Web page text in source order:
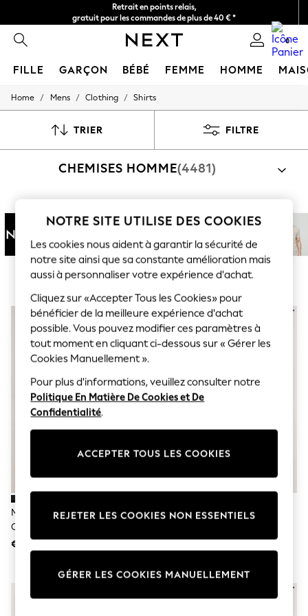
Retrait en points relais,
gratuit pour les commandes de plus de 40 € *
Livraison en 2-3 jours ouvrés*
0
FILLE GARÇON BÉBÉ FEMME HOMME
HOLIDAY SHOP
All Swimwear
Beach Dresses & Kaftans
Jumpsuits & Playsuits
Sandals
Shorts
Trousers
T-Shirts & Vests
Sunglasses
Men's Holiday Shop
All Swimwear
Accessories
Bags & Luggage
Footwear
Hats
Linen Collection
Loafers
Polo Shirts
Shirts
Sunglasses
T-Shirts
Boys Holiday Shop
Ponchos & Toweling sets
Polo Shirts
Sandals & Sliders
Home / Mens / Clothing / Shirts
TRIER FILTRE
CHEMISES HOMME(4481)
Chemises
Ensemble Chemises Et Shorts
Next Standard mince
Manches
courtes
Manches
longues
Marron/Noir/Neutre - Lot De 3
Chemises En Jersey À Col Révéré
À Manches Courtes
€ 60
Vert/Ecru - Ensemble Chemise
NOTRE SITE UTILISE DES COOKIES
Les cookies nous aident à garantir la sécurité de
notre site ainsi que sa constante amélioration mais
aussi à personnaliser votre expérience d'achat.
Cliquez sur «Accepter Tous les Cookies» pour
bénéficier de la meilleure expérience d'achat
possible. Vous pouvez modifier ces paramètres à
tout moment en cliquant ci-dessous sur « Gérer les
Cookies Manuellement ».
Pour plus d'informations, veuillez consulter notre
Politique En Matière De Cookies et De
Confidentialité.
ACCEPTER TOUS LES COOKIES
GÉRER LES COOKIES MANUELLEMENT
REJETER LES COOKIES NON ESSENTIELS